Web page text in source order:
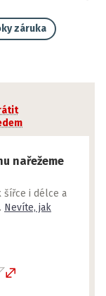
záruka
nařežeme
šířce i délce a
Nevíte, jak